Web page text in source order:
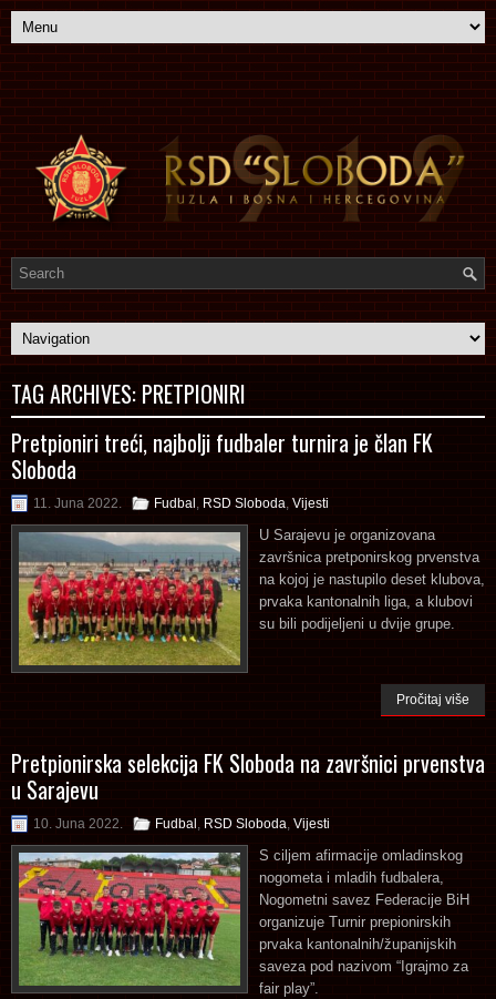
TAG ARCHIVES: PRETPIONIRI
Pretpioniri treći, najbolji fudbaler turnira je član FK
Sloboda
11. Juna 2022. Fudbal RSD Sloboda Vijesti
U Sarajevu je organizovana
završnica pretponirskog prvenstva
na kojoj je nastupilo deset klubova,
prvaka kantonalnih liga, a klubovi
su bili podijeljeni u dvije grupe.
Pročitaj više
Pretpionirska selekcija FK Sloboda na završnici prvenstva
u Sarajevu
10. Juna 2022. Fudbal RSD Sloboda Vijesti
S ciljem afirmacije omladinskog
nogometa i mladih fudbalera,
Nogometni savez Federacije BiH
organizuje Turnir prepionirskih
prvaka kantonalnih/županijskih
saveza pod nazivom “Igrajmo za
fair play”.